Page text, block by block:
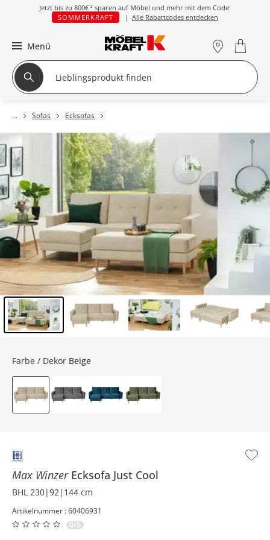
Jetzt bis zu 800€ ² sparen auf Möbel und mehr mit dem Code:
SOMMERKRAFT
| Alle Rabattcodes entdecken
Menü
Sofas Ecksofas
Max Winzer Ecksofa Just Cool
BHL 230|92|144 cm
Artikelnummer : 60406931
0/5
Farbe / Dekor Beige